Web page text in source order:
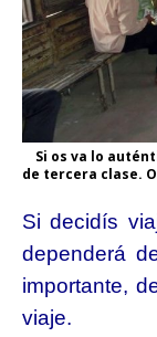
Si os va lo
de tercera clase.
Si decidís
dependerá
importante,
viaje.